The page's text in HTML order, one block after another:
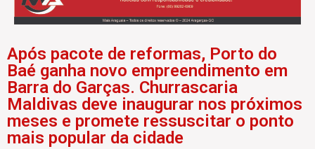
Após pacote de reformas, Porto do
Baé ganha novo empreendimento em
Barra do Garças. Churrascaria
Maldivas deve inaugurar nos próximos
meses e promete ressuscitar o ponto
mais popular da cidade